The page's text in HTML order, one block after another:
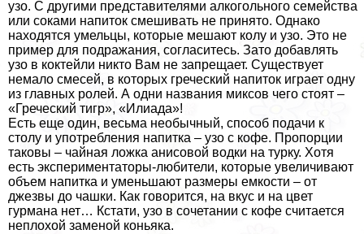
узо. С другими представителями алкогольного семейства
или соками напиток смешивать не принято. Однако
находятся умельцы, которые мешают колу и узо. Это не
пример для подражания, согласитесь. Зато добавлять
узо в коктейли никто Вам не запрещает. Существует
немало смесей, в которых греческий напиток играет одну
из главных ролей. А одни названия миксов чего стоят –
«Греческий тигр», «Илиада»!
Есть еще один, весьма необычный, способ подачи к
столу и употрeбления напитка – узо с кофе. Пропорции
таковы – чайная ложка анисовой водки на турку. Хотя
есть экспериментаторы-любители, которые увеличивают
объем напитка и уменьшают размеры емкости – от
джезвы до чашки. Как говорится, на вкус и на цвет
гурмана нет… Кстати, узо в сочетании с кофе считается
неплохой заменой коньяка.